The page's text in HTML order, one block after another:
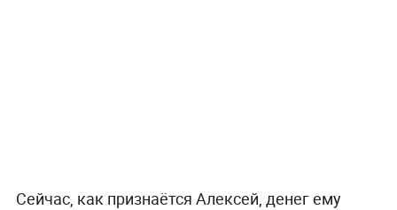
Сейчас, как признаётся Алексей, денег ему